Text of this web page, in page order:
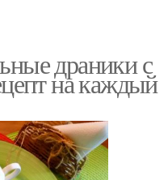
драники с
на каждый